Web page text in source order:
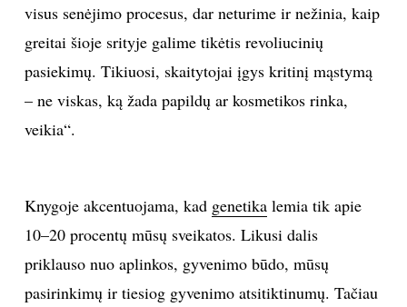
visus senėjimo procesus, dar neturime ir nežinia, kaip
greitai šioje srityje galime tikėtis revoliucinių
pasiekimų. Tikiuosi, skaitytojai įgys kritinį mąstymą
– ne viskas, ką žada papildų ar kosmetikos rinka,
veikia“.
Knygoje akcentuojama, kad genetikalemia tik apie
10–20 procentų mūsų sveikatos. Likusi dalis
priklauso nuo aplinkos, gyvenimo būdo, mūsų
pasirinkimų ir tiesiog gyvenimo atsitiktinumų. Tačiau